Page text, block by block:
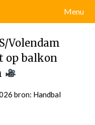
Menu
Volendam
op balkon
door
bron: Handbal